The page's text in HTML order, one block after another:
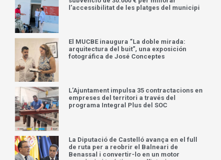
l’accessibilitat de les platges del municipi
El MUCBE inaugura “La doble mirada:
arquitectura del buit”, una exposición
fotográfica de José Conceptes
L’Ajuntament impulsa 35 contractacions en
empreses del territori a través del
programa Integral Plus del SOC
La Diputació de Castelló avança en el full
de ruta per a reobrir el Balneari de
Benassal i convertir-lo en un motor